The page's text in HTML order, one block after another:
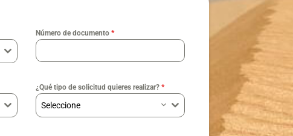
Número de documento *
¿Qué tipo de solicitud quieres realizar? *
Seleccione